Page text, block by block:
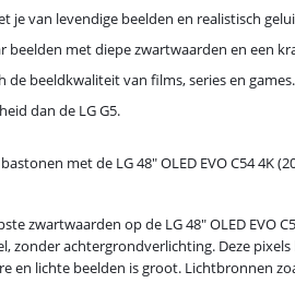
je van levendige beelden en realistisch
beelden met diepe zwartwaarden en een
beeldkwaliteit van films, series en games.
dan de LG G5.
met de LG 48" OLED EVO C54 4K
zwartwaarden op de LG 48" OLED EVO
zonder achtergrondverlichting. Deze
en lichte beelden is groot. Lichtbronnen